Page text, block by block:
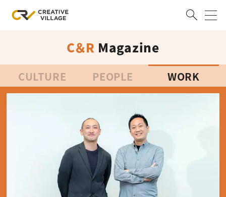
ログイン 会員登録
クリエイター求人を探す
CREATIVE JOB求人検索
転職支援サービス
スキルアップしたい！
C＆R Magazine
CULTURE PEOPLE WORK